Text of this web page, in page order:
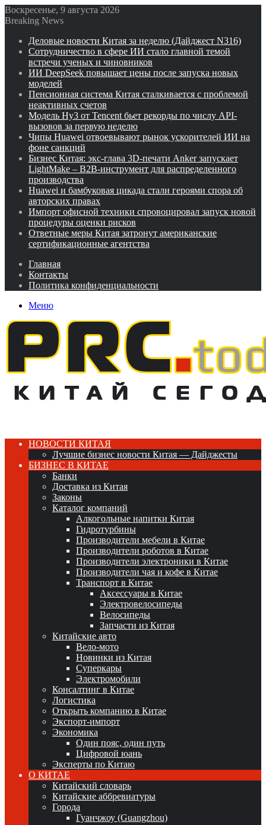
Воскресенье, 9 августа 2026
Breaking News
Деловые новости Китая за неделю (Дайджест N316)
Сотрудничество в сфере ИИ стало главной темой
встречи ученых и чиновников
ИИ DeepSeek повышает цены после запуска новых
моделей
Пенсионная система Китая сталкивается с проблемой
неактивных счетов
Модель Hy3 от Tencent бьет рекорды по числу API-
вызовов за первую неделю
Чипы Huawei отвоевывают рынок ускорителей ИИ на
фоне санкций
Бизнес Китая: экс-глава 3D-печати Anker запускает
LightMake – B2B-инструмент для распределенного
производства
Huawei и бамбуковая цикада стали героями спора об
авторских правах
Импорт офисной техники спровоцировал запуск новой
процедуры оценки рисков
Ответные меры Китая затронут американские
сертификационные агентства
Главная
Контакты
Политика конфиденциальности
Меню
НОВОСТИ КИТАЯ
Лучшие бизнес новости Китая — Дайджесты
БИЗНЕС В КИТАЕ
Банки
Доставка из Китая
Законы
Каталог компаний
Алкогольные напитки Китая
Гидротурбины
Производители мебели в Китае
Производители роботов в Китае
Производители электроники в Китае
Производители чая и кофе в Китае
Транспорт в Китае
Аксессуары в Китае
Электровелосипеды
Велосипеды
Запчасти из Китая
Китайские авто
Вело-мото
Новинки из Китая
Суперкары
Электромобили
Консалтинг в Китае
Логистика
Открыть компанию в Китае
Экспорт-импорт
Экономика
Один пояс, один путь
Цифровой юань
Эксперты по Китаю
О КИТАЕ
Китайский словарь
Китайские аббревиатуры
Города
Гуанчжоу (Guangzhou)